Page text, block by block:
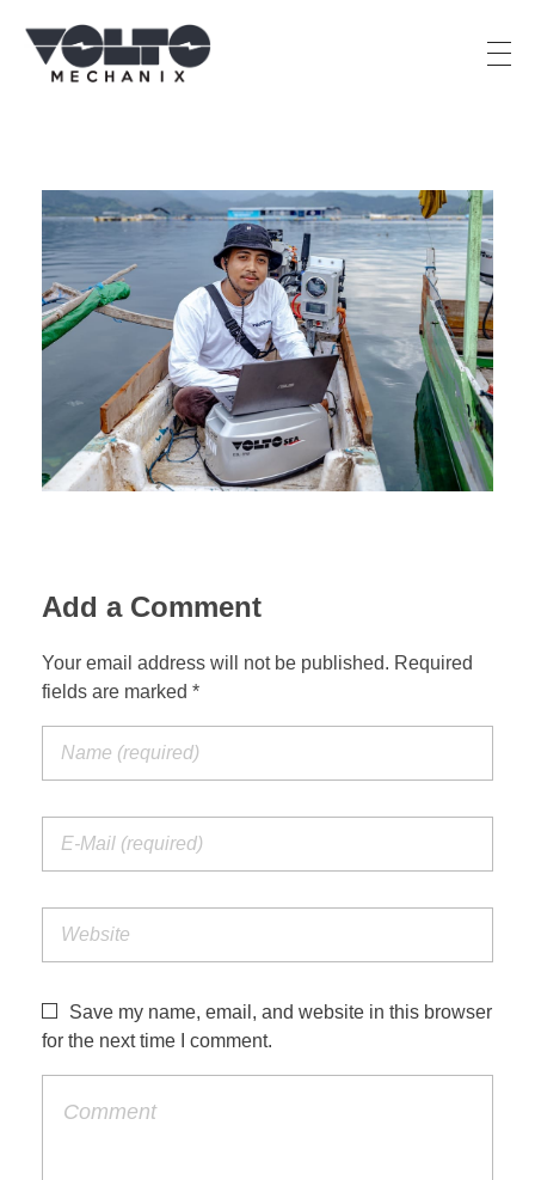
Add a Comment
Your email address will not be published. Required
fields are marked *
Save my name, email, and website in this browser
for the next time I comment.